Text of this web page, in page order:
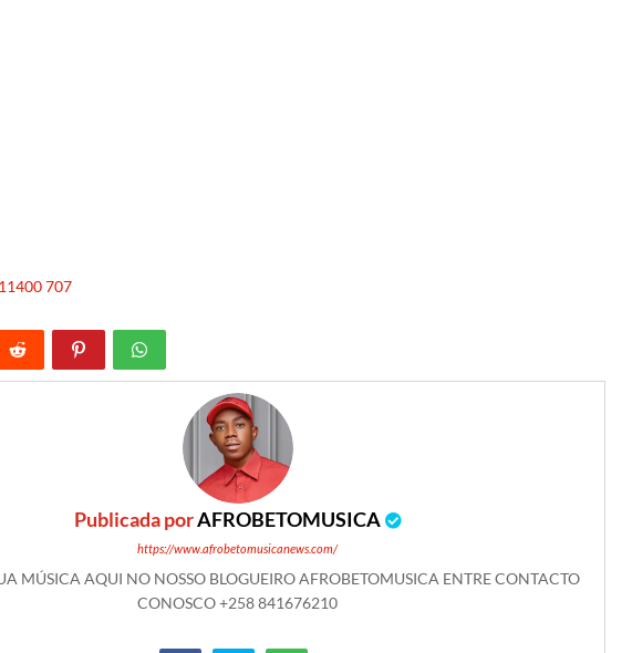
Publicada porAFROBETOMUSICA
https://www.afrobetomusicanews.com/
MÚSICA AQUI NO NOSSO BLOGUEIRO AFROBETOMUSICA ENTRE CONTACTO
CONOSCO +258 841676210